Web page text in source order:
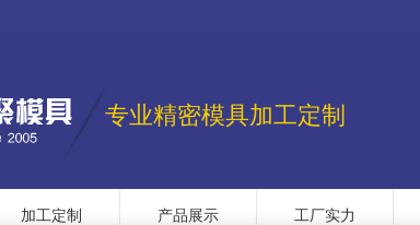
专业精密模具加工定制
加工定制 产品展示 工厂实力